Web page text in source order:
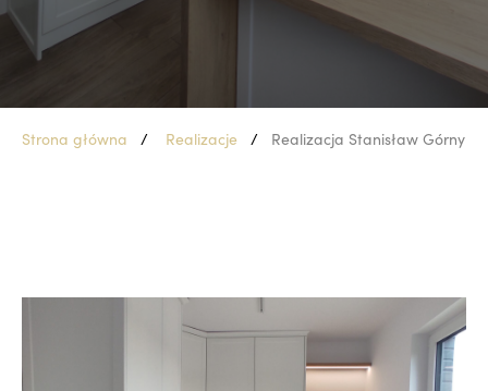
Strona główna Realizacje Realizacja Stanisław Górny